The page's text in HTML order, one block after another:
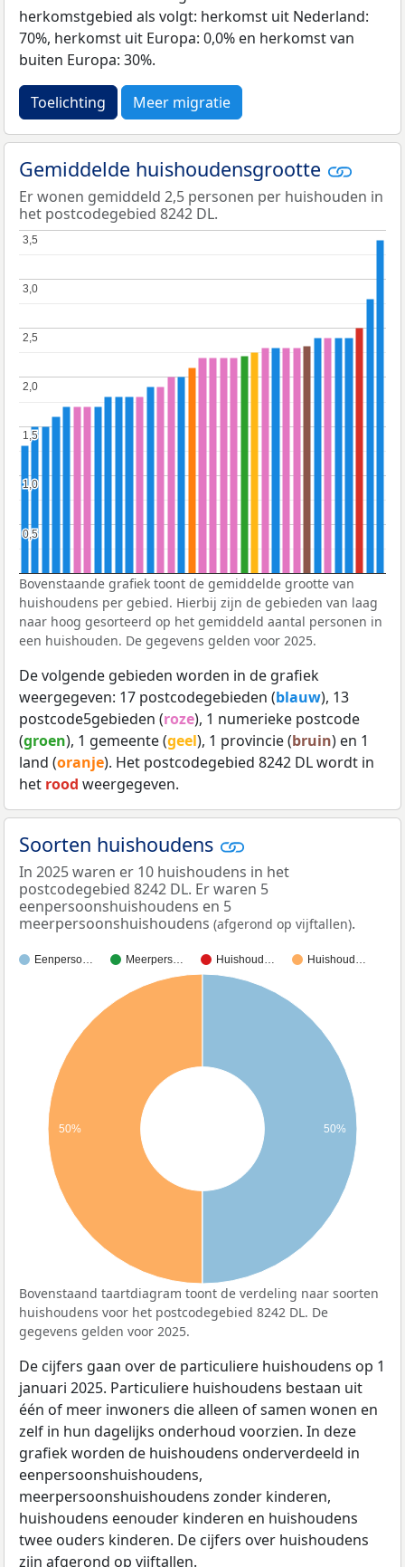
herkomstgebied als volgt: herkomst uit Nederland:
70%, herkomst uit Europa: 0,0% en herkomst van
buiten Europa: 30%.
Toelichting Meer migratie
Gemiddelde huishoudensgrootte
Er wonen gemiddeld 2,5 personen per huishouden in
het postcodegebied 8242 DL.
0,5
0,5
1,0
1,0
1,5
1,5
2,0
2,0
2,5
2,5
3,0
3,0
3,5
3,5
Bovenstaande grafiek toont de gemiddelde grootte van
huishoudens per gebied. Hierbij zijn de gebieden van laag
naar hoog gesorteerd op het gemiddeld aantal personen in
een huishouden. De gegevens gelden voor 2025.
De volgende gebieden worden in de grafiek
weergegeven: 17 postcodegebieden (blauw), 13
postcode5gebieden (roze), 1 numerieke postcode
(groen), 1 gemeente (geel), 1 provincie (bruin) en 1
land (oranje). Het postcodegebied 8242 DL wordt in
het rood weergegeven.
Soorten huishoudens
In 2025 waren er 10 huishoudens in het
postcodegebied 8242 DL. Er waren 5
eenpersoonshuishoudens en 5
meerpersoonshuishoudens (afgerond op vijftallen).
Eenperso… Meerpers… Huishoud… Huishoud…
50% 50%
Bovenstaand taartdiagram toont de verdeling naar soorten
huishoudens voor het postcodegebied 8242 DL. De
gegevens gelden voor 2025.
De cijfers gaan over de particuliere huishoudens op 1
januari 2025. Particuliere huishoudens bestaan uit
één of meer inwoners die alleen of samen wonen en
zelf in hun dagelijks onderhoud voorzien. In deze
grafiek worden de huishoudens onderverdeeld in
eenpersoonshuishoudens,
meerpersoonshuishoudens zonder kinderen,
huishoudens eenouder kinderen en huishoudens
twee ouders kinderen. De cijfers over huishoudens
zijn afgerond op vijftallen.